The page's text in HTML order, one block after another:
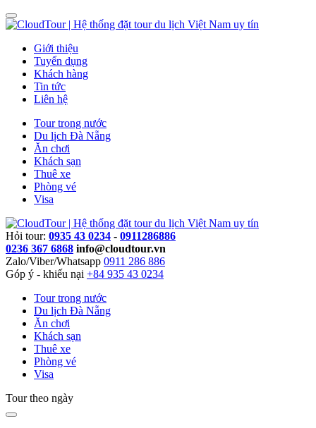
Giới thiệu
Tuyển dụng
Khách hàng
Tin tức
Liên hệ
Tour trong nước
Du lịch Đà Nẵng
Ăn chơi
Khách sạn
Thuê xe
Phòng vé
Visa
Hỏi tour: 0935 43 0234 - 0911286886
0236 367 6868 info@cloudtour.vn
Zalo/Viber/Whatsapp 0911 286 886
Góp ý - khiếu nại +84 935 43 0234
Tour trong nước
Du lịch Đà Nẵng
Ăn chơi
Khách sạn
Thuê xe
Phòng vé
Visa
Tour theo ngày